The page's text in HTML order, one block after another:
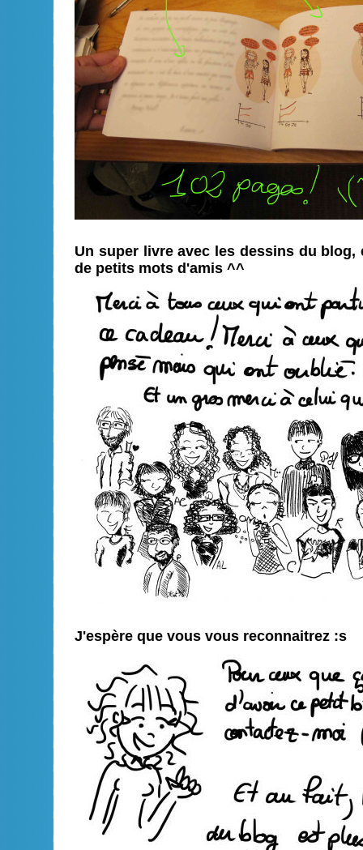
Un super livre avec les dessins du blog,
de petits mots d'amis ^^
J'espère que vous vous reconnaitrez :s